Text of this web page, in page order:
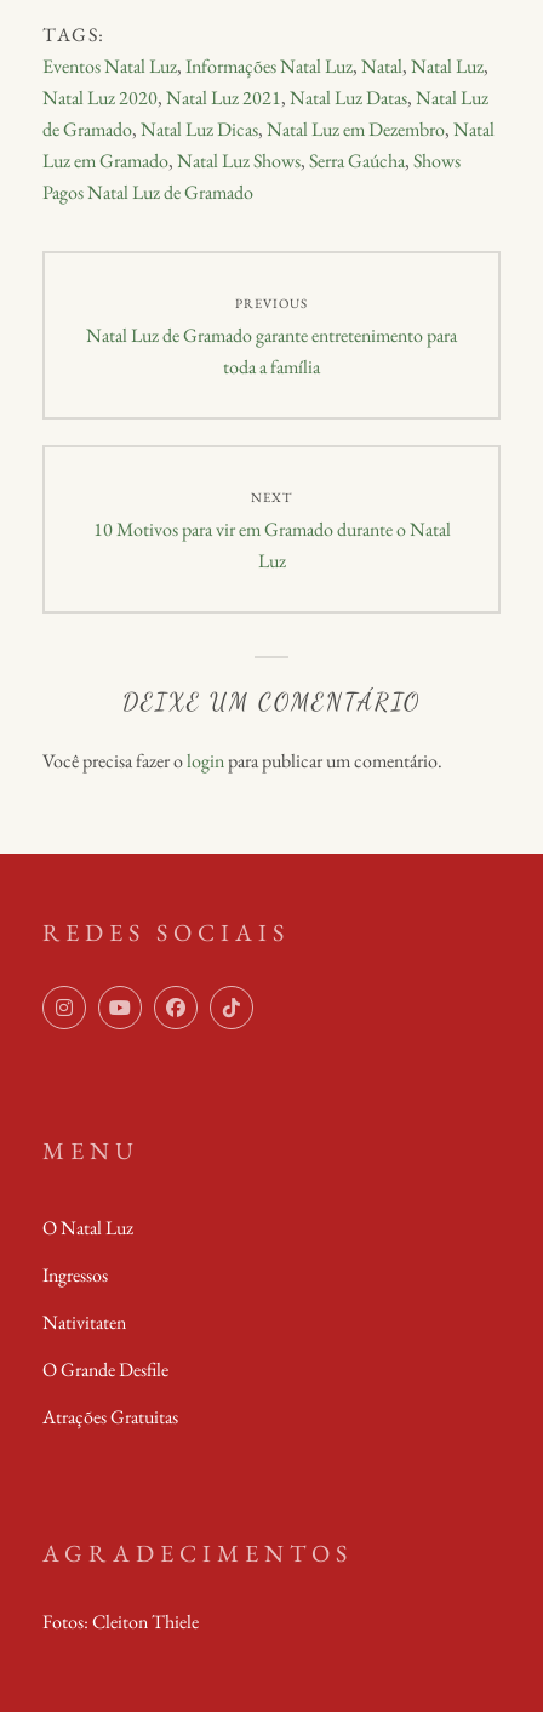
TAGS:
Eventos Natal Luz,Informações Natal Luz,Natal,Natal Luz,
Natal Luz 2020,Natal Luz 2021,Natal Luz Datas,Natal Luz
de Gramado,Natal Luz Dicas,Natal Luz em Dezembro,Natal
Luz em Gramado,Natal Luz Shows,Serra Gaúcha,Shows
Pagos Natal Luz de Gramado
PREVIOUS
Natal Luz de Gramado garante entretenimento para
toda a família
NEXT
10 Motivos para vir em Gramado durante o Natal
Luz
DEIXE UM COMENTÁRIO
Você precisa fazer ologinpara publicar um comentário.
REDES SOCIAIS
MENU
O Natal Luz
Ingressos
Nativitaten
O Grande Desfile
Atrações Gratuitas
AGRADECIMENTOS
Fotos: Cleiton Thiele